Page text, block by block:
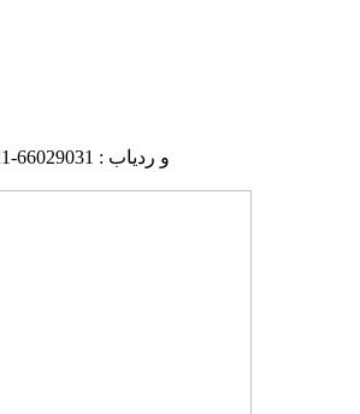
تلفن پشتیبانی GPS و ردیاب : 66029031-021